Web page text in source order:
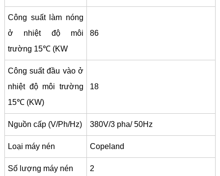
Công suất làm nóng
ở nhiệt độ môi
trường 15℃ (KW
86
Công suất đầu vào ở
nhiệt độ môi trường
15℃ (KW)
18
Nguồn cấp (V/Ph/Hz) 380V/3 pha/ 50Hz
Loại máy nén Copeland
Số lượng máy nén 2